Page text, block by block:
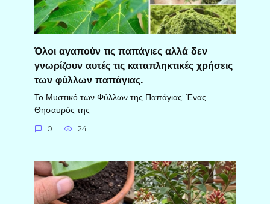
Όλοι αγαπούν τις παπάγιες αλλά δεν
γνωρίζουν αυτές τις καταπληκτικές χρήσεις
των φύλλων παπάγιας.
Το Μυστικό των Φύλλων της Παπάγιας: Ένας
Θησαυρός της
0 24